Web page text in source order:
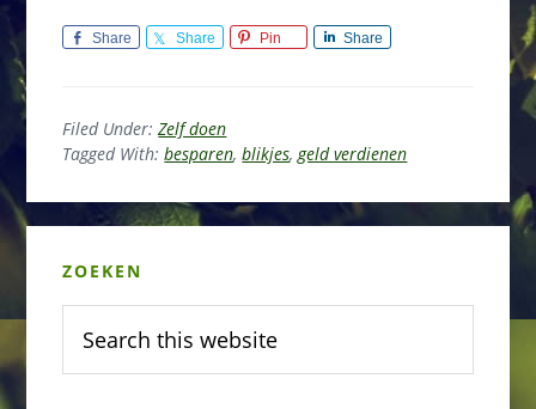
Share Share Pin Share
Filed Under:Zelf doen
Tagged With:besparen,blikjes,geld verdienen
Primary
Sidebar
ZOEKEN
this
website